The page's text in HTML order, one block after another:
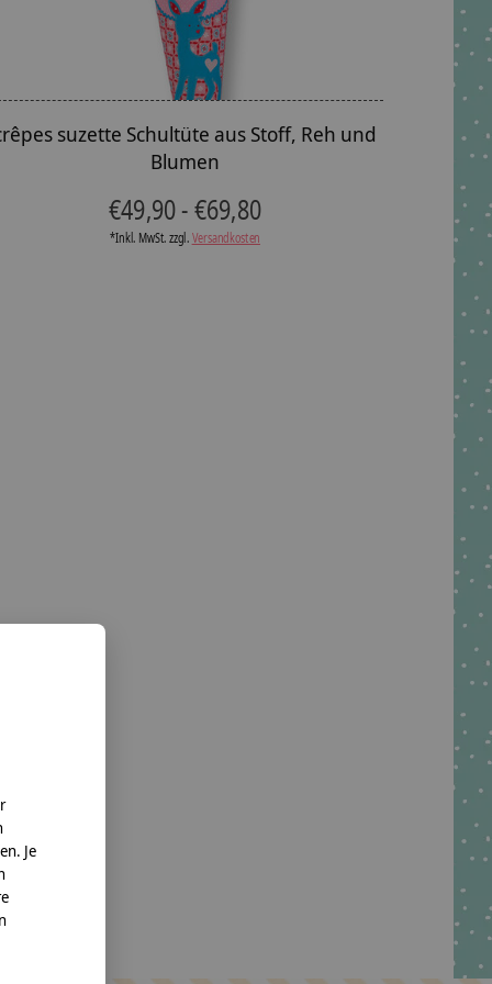
suzette Schultüte aus Stoff, Reh und
Blumen
€49,90 - €69,80
*Inkl. MwSt. zzgl.Versandkosten
Je